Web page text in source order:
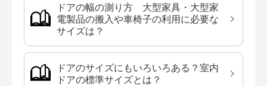
ドアの幅の測り方 大型家具・大型家
電製品の搬入や車椅子の利用に必要な
サイズは？
ドアのサイズにもいろいろある？室内
ドアの標準サイズとは？